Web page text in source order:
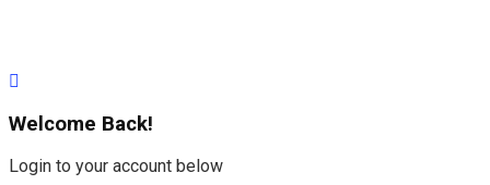
Welcome Back!
Login to your account below